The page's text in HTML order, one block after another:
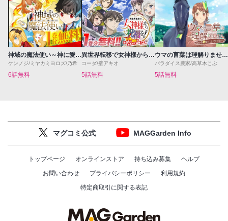
神域の魔法使い～神に愛された落第生は魔法学院へ通う～
ケンノジ/ミヤカミヨロズ/乃希
6話無料
異世界転移で女神様から祝福を！～いえ、手持ちの異能があるので結構です～@COMIC
コーダ/壁アキオ
5話無料
ウマの言葉は理解りませんだから静かにしてください！
パラダイス農家/高草木こぶ
5話無料
マグコミ公式 MAGGarden Info
トップページ オンラインストア 持ち込み募集
ヘルプ
お問い合わせ
プライバシーポリシー
利用規約
特定商取引に関する表記